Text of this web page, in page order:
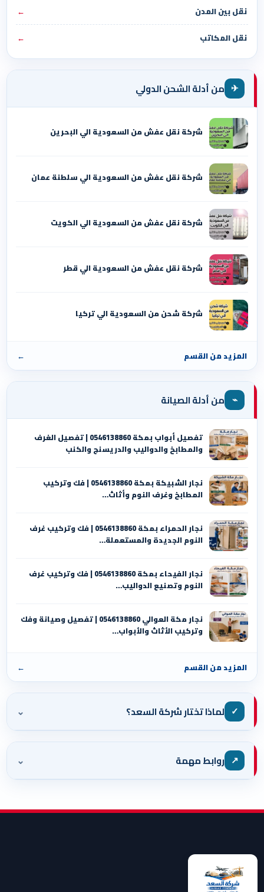
نقل بين المدن
←
نقل المكاتب
←
✈ من أدلة الشحن الدولي
شركة نقل عفش من السعودية الي البحرين
شركة نقل عفش من السعودية الي سلطنة عمان
شركة نقل عفش من السعودية الي الكويت
شركة نقل عفش من السعودية الي قطر
شركة شحن من السعودية الي تركيا
المزيد من القسم ←
⌁ من أدلة الصيانة
تفصيل أبواب بمكة 0546138860 | تفصيل الغرف
والمطابخ والدواليب والدريسنج والكنب
نجار الشبيكة بمكة 0546138860⁩ | فك وتركيب
المطابخ وغرف النوم وأثاث…
نجار الحمراء بمكة 0546138860⁩ | فك وتركيب غرف
النوم الجديدة والمستعملة…
نجار الفيحاء بمكة 0546138860⁩ | فك وتركيب غرف
النوم وتصنيع الدواليب…
نجار مكة العوالي 0546138860⁩ | تفصيل وصيانة وفك
وتركيب الأثاث والأبواب…
المزيد من القسم ←
✓ لماذا تختار شركة السعد؟ ⌄
↗ روابط مهمة ⌄